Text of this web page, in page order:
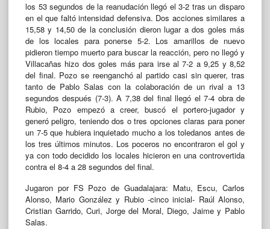
los 53 segundos de la reanudación llegó el 3-2 tras un disparo
en el que faltó intensidad defensiva. Dos acciones similares a
15,58 y 14,50 de la conclusión dieron lugar a dos goles más
de los locales para ponerse 5-2. Los amarillos de nuevo
pidieron tiempo muerto para buscar la reacción, pero no llegó y
Villacañas hizo dos goles más para irse al 7-2 a 9,25 y 8,52
del final. Pozo se reenganchó al partido casi sin querer, tras
tanto de Pablo Salas con la colaboración de un rival a 13
segundos después (7-3). A 7,38 del final llegó el 7-4 obra de
Rubio, Pozo empezó a creer, buscó el portero-jugador y
generó peligro, teniendo dos o tres opciones claras para poner
un 7-5 que hubiera inquietado mucho a los toledanos antes de
los tres últimos minutos. Los poceros no encontraron el gol y
ya con todo decidido los locales hicieron en una controvertida
contra el 8-4 a 28 segundos del final.
Jugaron por FS Pozo de Guadalajara: Matu, Escu, Carlos
Alonso, Mario González y Rubio -cinco inicial- Raúl Alonso,
Cristian Garrido, Curi, Jorge del Moral, Diego, Jaime y Pablo
Salas.